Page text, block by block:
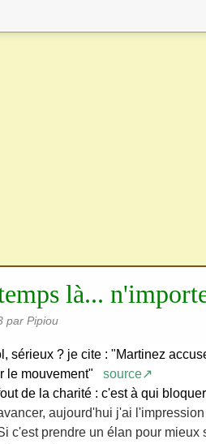
là...
par Pipiou
sérieux ? je cite : "Martinez
le mouvement"
source↗
de la charité : c'est à qui
aujourd'hui j'ai
c'est prendre un élan pour mieux